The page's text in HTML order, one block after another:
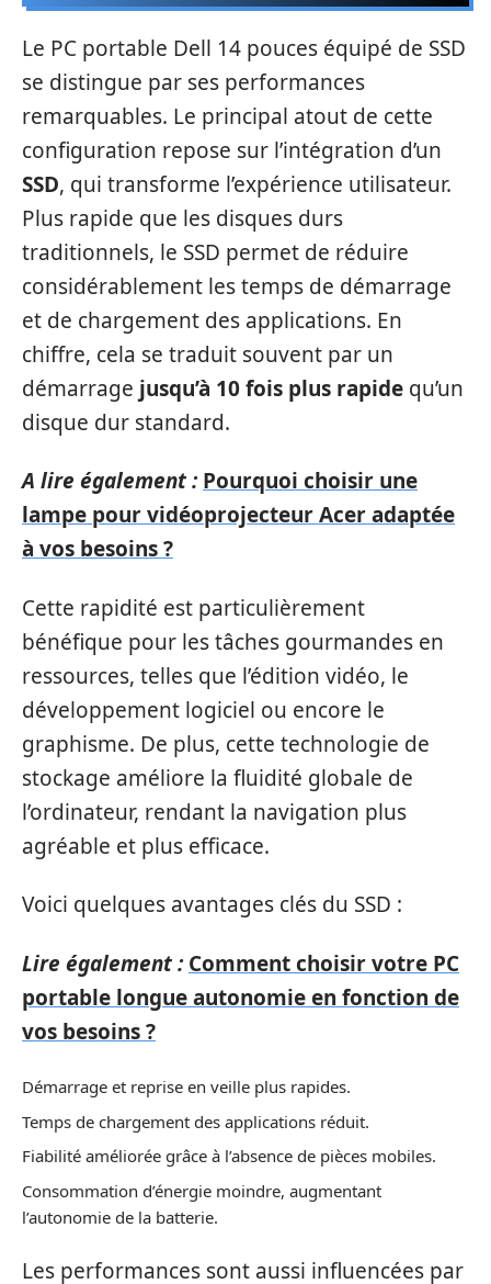
Le PC portable Dell 14 pouces équipé de SSD
se distingue par ses performances
remarquables. Le principal atout de cette
configuration repose sur l’intégration d’un
SSD, qui transforme l’expérience utilisateur.
Plus rapide que les disques durs
traditionnels, le SSD permet de réduire
considérablement les temps de démarrage
et de chargement des applications. En
chiffre, cela se traduit souvent par un
démarrage jusqu’à 10 fois plus rapide qu’un
disque dur standard.
A lire également : Pourquoi choisir une
lampe pour vidéoprojecteur Acer adaptée
à vos besoins ?
Cette rapidité est particulièrement
bénéfique pour les tâches gourmandes en
ressources, telles que l’édition vidéo, le
développement logiciel ou encore le
graphisme. De plus, cette technologie de
stockage améliore la fluidité globale de
l’ordinateur, rendant la navigation plus
agréable et plus efficace.
Voici quelques avantages clés du SSD :
Lire également : Comment choisir votre PC
portable longue autonomie en fonction de
vos besoins ?
Démarrage et reprise en veille plus rapides.
Temps de chargement des applications réduit.
Fiabilité améliorée grâce à l’absence de pièces mobiles.
Consommation d’énergie moindre, augmentant
l’autonomie de la batterie.
Les performances sont aussi influencées par